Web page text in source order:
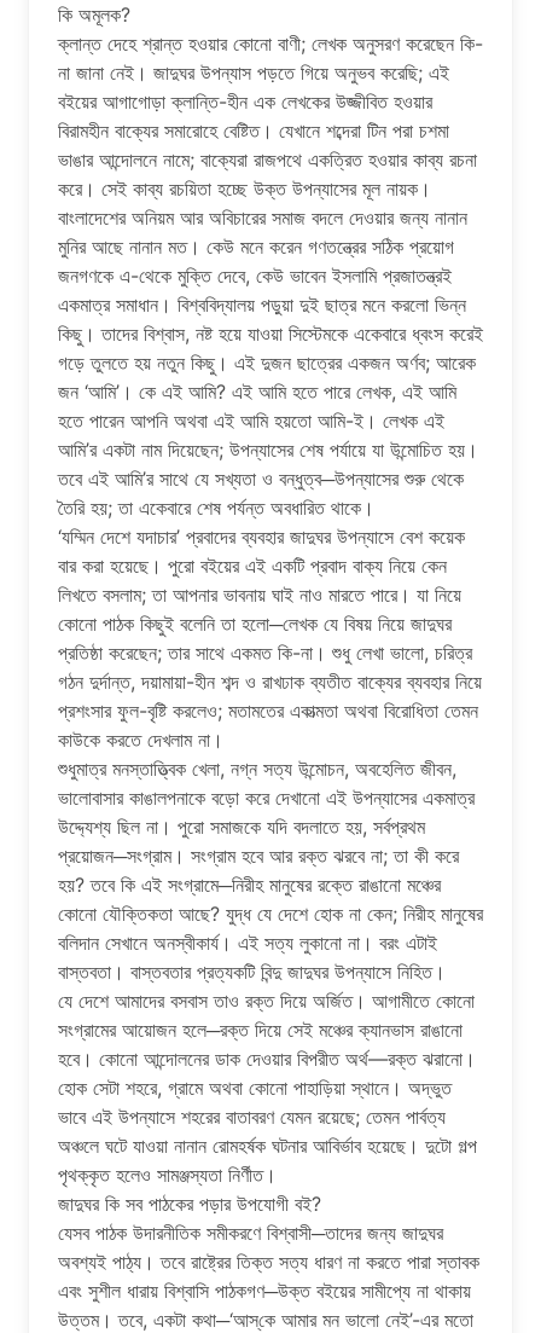
কি অমূলক?
ক্লান্ত দেহে শ্রান্ত হওয়ার কোনো বাণী; লেখক অনুসরণ করেছেন কি-
না জানা নেই। জাদুঘর উপন্যাস পড়তে গিয়ে অনুভব করেছি; এই
বইয়ের আগাগোড়া ক্লান্তি-হীন এক লেখকের উজ্জীবিত হওয়ার
বিরামহীন বাক্যের সমারোহে বেষ্টিত। যেখানে শব্দেরা টিন পরা চশমা
ভাঙার আন্দোলনে নামে; বাক্যেরা রাজপথে একত্রিত হওয়ার কাব্য রচনা
করে। সেই কাব্য রচয়িতা হচ্ছে উক্ত উপন্যাসের মূল নায়ক।
বাংলাদেশের অনিয়ম আর অবিচারের সমাজ বদলে দেওয়ার জন্য নানান
মুনির আছে নানান মত। কেউ মনে করেন গণতন্ত্রের সঠিক প্রয়োগ
জনগণকে এ-থেকে মুক্তি দেবে, কেউ ভাবেন ইসলামি প্রজাতন্ত্রই
একমাত্র সমাধান। বিশ্ববিদ্যালয় পড়ুয়া দুই ছাত্র মনে করলো ভিন্ন
কিছু। তাদের বিশ্বাস, নষ্ট হয়ে যাওয়া সিস্টেমকে একেবারে ধ্বংস করেই
গড়ে তুলতে হয় নতুন কিছু। এই দুজন ছাত্রের একজন অর্ণব; আরেক
জন ‘আমি’। কে এই আমি? এই আমি হতে পারে লেখক, এই আমি
হতে পারেন আপনি অথবা এই আমি হয়তো আমি-ই। লেখক এই
আমি’র একটা নাম দিয়েছেন; উপন্যাসের শেষ পর্যায়ে যা উন্মোচিত হয়।
তবে এই আমি’র সাথে যে সখ্যতা ও বন্ধুত্ব─উপন্যাসের শুরু থেকে
তৈরি হয়; তা একেবারে শেষ পর্যন্ত অবধারিত থাকে।
‘যম্মিন দেশে যদাচার’ প্রবাদের ব্যবহার জাদুঘর উপন্যাসে বেশ কয়েক
বার করা হয়েছে। পুরো বইয়ের এই একটি প্রবাদ বাক্য নিয়ে কেন
লিখতে বসলাম; তা আপনার ভাবনায় ঘাই নাও মারতে পারে। যা নিয়ে
কোনো পাঠক কিছুই বলেনি তা হলো─লেখক যে বিষয় নিয়ে জাদুঘর
প্রতিষ্ঠা করেছেন; তার সাথে একমত কি-না। শুধু লেখা ভালো, চরিত্র
গঠন দুর্দান্ত, দয়ামায়া-হীন শব্দ ও রাখঢাক ব্যতীত বাক্যের ব্যবহার নিয়ে
প্রশংসার ফুল-বৃষ্টি করলেও; মতামতের একাত্মতা অথবা বিরোধিতা তেমন
কাউকে করতে দেখলাম না।
শুধুমাত্র মনস্তাত্ত্বিক খেলা, নগ্ন সত্য উন্মোচন, অবহেলিত জীবন,
ভালোবাসার কাঙালপনাকে বড়ো করে দেখানো এই উপন্যাসের একমাত্র
উদ্দ্যেশ্য ছিল না। পুরো সমাজকে যদি বদলাতে হয়, সর্বপ্রথম
প্রয়োজন─সংগ্রাম। সংগ্রাম হবে আর রক্ত ঝরবে না; তা কী করে
হয়? তবে কি এই সংগ্রামে─নিরীহ মানুষের রক্তে রাঙানো মঞ্চের
কোনো যৌক্তিকতা আছে? যুদ্ধ যে দেশে হোক না কেন; নিরীহ মানুষের
বলিদান সেখানে অনস্বীকার্য। এই সত্য লুকানো না। বরং এটাই
বাস্তবতা। বাস্তবতার প্রত্যকটি বিন্দু জাদুঘর উপন্যাসে নিহিত।
যে দেশে আমাদের বসবাস তাও রক্ত দিয়ে অর্জিত। আগামীতে কোনো
সংগ্রামের আয়োজন হলে─রক্ত দিয়ে সেই মঞ্চের ক্যানভাস রাঙানো
হবে। কোনো আন্দোলনের ডাক দেওয়ার বিপরীত অর্থ—রক্ত ঝরানো।
হোক সেটা শহরে, গ্রামে অথবা কোনো পাহাড়িয়া স্থানে। অদ্ভুত
ভাবে এই উপন্যাসে শহরের বাতাবরণ যেমন রয়েছে; তেমন পার্বত্য
অঞ্চলে ঘটে যাওয়া নানান রোমহর্ষক ঘটনার আবির্ভাব হয়েছে। দুটো গল্প
পৃথক্‌কৃত হলেও সামঞ্জস্যতা নির্ণীত।
জাদুঘর কি সব পাঠকের পড়ার উপযোগী বই?
যেসব পাঠক উদারনীতিক সমীকরণে বিশ্বাসী─তাদের জন্য জাদুঘর
অবশ্যই পাঠ্য। তবে রাষ্ট্রের তিক্ত সত্য ধারণ না করতে পারা স্তাবক
এবং সুশীল ধারায় বিশ্বাসি পাঠকগণ─উক্ত বইয়ের সামীপ্যে না থাকায়
উত্তম। তবে, একটা কথা─‘আস্‌কে আমার মন ভালো নেই’-এর মতো